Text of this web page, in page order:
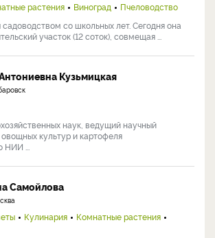
растения Виноград
Пчеловодство
со школьных лет. Сегодня она
участок (12 соток), совмещая ...
Кузьмицкая
наук, ведущий научный
культур и картофеля
НИИ ...
Самойлова
Кулинария
Комнатные растения